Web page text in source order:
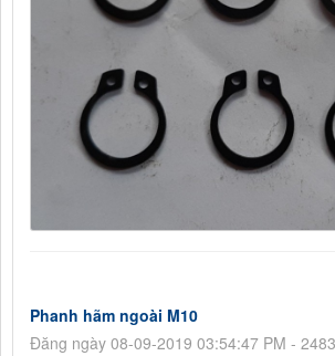
Phanh hãm ngoài M10
Đăng ngày 08-09-2019 03:54:47 PM -